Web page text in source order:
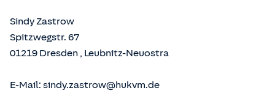
Sindy Zastrow
Spitzwegstr. 67
01219 Dresden , Leubnitz-Neuostra
E-Mail: sindy.zastrow@hukvm.de